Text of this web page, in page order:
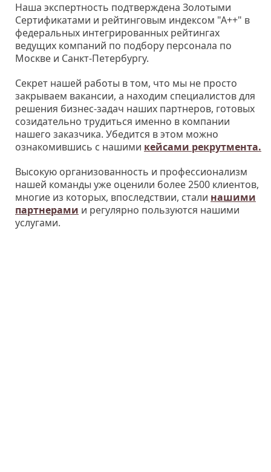
Наша экспертность подтверждена Золотыми
Сертификатами и рейтинговым индексом "А++" в
федеральных интегрированных рейтингах
ведущих компаний по подбору персонала по
Москве и Санкт-Петербургу.
Секрет нашей работы в том, что мы не просто
закрываем вакансии, а находим специалистов для
решения бизнес-задач наших партнеров, готовых
созидательно трудиться именно в компании
нашего заказчика. Убедится в этом можно
ознакомившись с нашими кейсами рекрутмента.
Высокую организованность и профессионализм
нашей команды уже оценили более 2500 клиентов,
многие из которых, впоследствии, стали нашими
партнерами и регулярно пользуются нашими
услугами.